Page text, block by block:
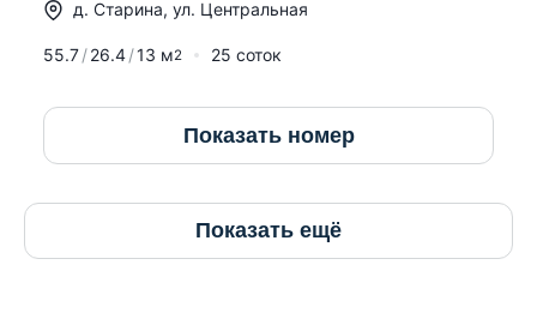
д. Старина, ул. Центральная
55.7 26.4 13 м2 25 соток
Показать номер
Показать ещё